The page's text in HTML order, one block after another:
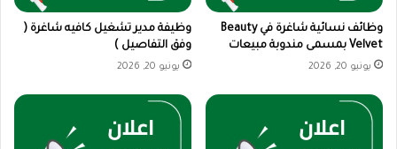
وظائف نسائية شاغرة في Beauty
Velvet بمسمى مندوبة مبيعات
يونيو 20, 2026
وظيفة مدير تشغيل كافيه شاغرة (
وفق التفاصيل )
يونيو 20, 2026